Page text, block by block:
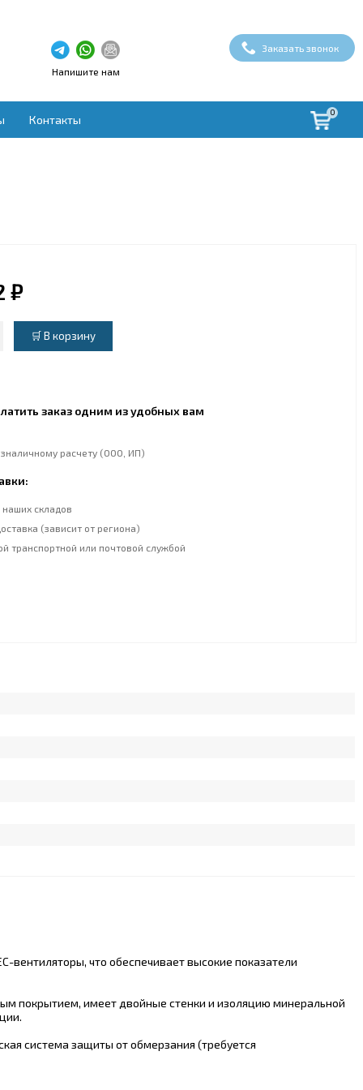
Напишите нам
Заказать звонок
Контакты
0
₽
заказ одним из удобных вам
расчету (ООО, ИП)
складов
(зависит от региона)
транспортной или почтовой службой
вентиляторы, что обеспечивает высокие показатели
покрытием, имеет двойные стенки и изоляцию минеральной
система защиты от обмерзания (требуется